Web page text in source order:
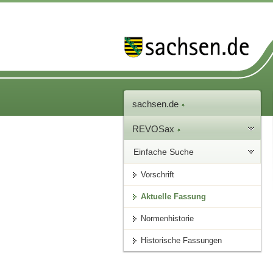
sachsen.de
REVOSax
Einfache Suche
Vorschrift
Aktuelle Fassung
Normenhistorie
Historische Fassungen